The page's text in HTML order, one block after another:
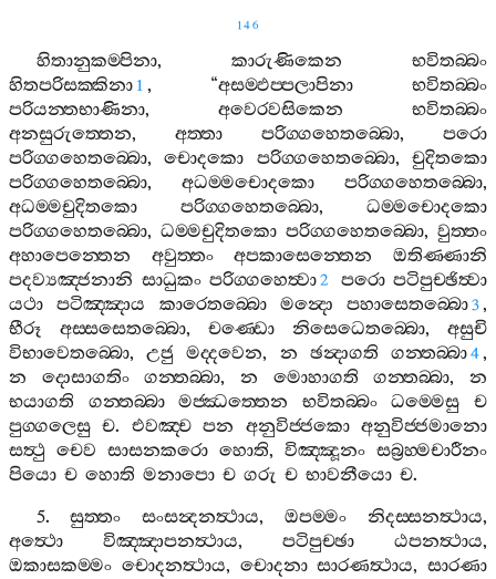
146
හිතානුකම‍්පිනා, කාරුණිකෙන
භවිතබ‍්බං
හිතපරිසක‍්කිනා 1 , “අසම‍්ඵප‍්පලාපිනා
භවිතබ‍්බං
පරියන‍්තභාණිනා, අවෙරවසිකෙන
භවිතබ‍්බං
අනසුරුත‍්තෙන, අත‍්තා පරිග‍්ගහෙතබ‍්බො, පරො
පරිග‍්ගහෙතබ‍්බො,චොදකො පරිග‍්ගහෙතබ‍්බො,චුදිතකො
පරිග‍්ගහෙතබ‍්බො, අධම‍්මචොදකො පරිග‍්ගහෙතබ‍්බො,
අධම‍්මචුදිතකො
පරිග‍්ගහෙතබ‍්බො, ධම‍්මචොදකො
පරිග‍්ගහෙතබ‍්බො, ධම‍්මචුදිතකො පරිග‍්ගහෙතබ‍්බො, වුත‍්තං
අහාපෙන‍්තෙන
අවුත‍්තං අපකාසෙන‍්තෙන
ඔතිණ‍්ණානි
පදව්‍යඤ‍්ජනානි සාධුකං පරිග‍්ගහෙත්‍වා2 පරො පටිපුච‍්ඡිත්‍වා
යථා
පටිඤ‍්ඤාය කාරෙතබ‍්බො මන්‍දො පහාසෙතබ‍්බො3,
භීරූ
අස‍්සසෙතබ‍්බො, චණ‍්ඩො නිසෙධෙතබ‍්බො, අසුචි
විභාවෙතබ‍්බො,උජු මද‍්දවෙන, න ඡන්‍දාගති ගන‍්තබ‍්බා4,
න
දොසාගතිං ගන‍්තබ‍්බා,න මොහාගති ගන‍්තබ‍්බා,න
භයාගති
ගන‍්තබ‍්බා මජ‍්ඣත‍්තෙන භවිතබ‍්බං ධම‍්මෙසු
ච
පුග‍්ගලෙසු ච. එවඤ‍්ච පන අනුවිජ‍්ජකො අනුවිජ‍්ජමානො
සත්‍ථු චෙව සාසනකරො හොති, විඤ‍්ඤූනං සබ්‍රහ‍්මචාරීනං
පියො ච හොති මනාපො ච ගරු ච භාවනීයො ච.
5.සුත‍්තං සංසන්‍දනත්‍ථාය,ඔපම‍්මං නිදස‍්සනත්‍ථාය,
අත්‍ථො
විඤ‍්ඤාපනත්‍ථාය, පටිපුච‍්ඡා ඨපනත්‍ථාය,
ඔකාසකම‍්මං චොදනත්‍ථාය, චොදනා සාරණත්‍ථාය, සාරණා